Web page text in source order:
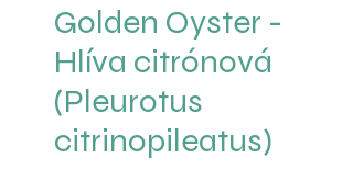
Golden Oyster -
Hlíva citrónová
(Pleurotus
citrinopileatus)